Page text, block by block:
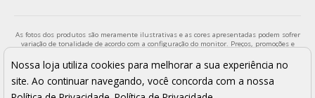
As fotos dos produtos são meramente ilustrativas e as cores apresentadas podem sofrer
variação de tonalidade de acordo com a configuração do monitor. Preços, promoções e
enquanto durar o estoque. Os preços apresentados são válidos para pagamentos a vista
e podem sofrer alterações sem aviso prévio. Vendas sujeitas a análise e confirmação de
dados.
Armarinho São José - Todos os direitos reservados
Nossa loja utiliza cookies para melhorar a sua experiência no
site. Ao continuar navegando, você concorda com a nossa